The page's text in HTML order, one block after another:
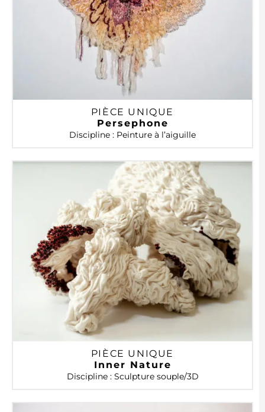
PIÈCE UNIQUE
Persephone
Discipline : Peinture à l’aiguille
PIÈCE UNIQUE
Inner Nature
Discipline : Sculpture souple/3D